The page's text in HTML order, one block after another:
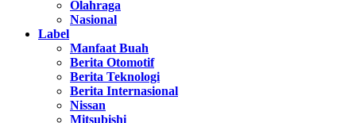
Olahraga
Nasional
Label
Manfaat Buah
Berita Otomotif
Berita Teknologi
Berita Internasional
Nissan
Mitsubishi